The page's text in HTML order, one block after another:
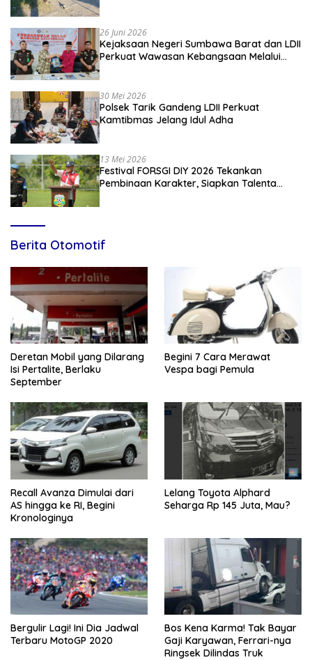
26 Juni 2026
Kejaksaan Negeri Sumbawa Barat dan LDII
Perkuat Wawasan Kebangsaan Melalui
30 Mei 2026
Polsek Tarik Gandeng LDII Perkuat
Kamtibmas Jelang Idul Adha
13 Mei 2026
Festival FORSGI DIY 2026 Tekankan
Pembinaan Karakter, Siapkan Talenta
Berita Otomotif
Deretan Mobil yang Dilarang
Isi Pertalite, Berlaku
September
Begini 7 Cara Merawat
Vespa bagi Pemula
Recall Avanza Dimulai dari
AS hingga ke RI, Begini
Kronologinya
Lelang Toyota Alphard
Seharga Rp 145 Juta, Mau?
Bergulir Lagi! Ini Dia Jadwal
Terbaru MotoGP 2020
Bos Kena Karma! Tak Bayar
Gaji Karyawan, Ferrari-nya
Ringsek Dilindas Truk